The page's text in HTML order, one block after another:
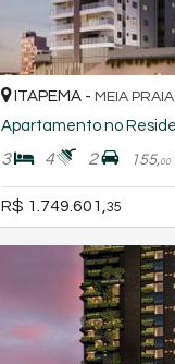
ITAPEMA - MEIA PRAIA
3 4 2 155,00
R$ 1.749.601, 35